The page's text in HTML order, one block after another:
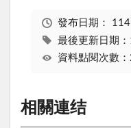
發布日期：
最後更新日期
資料點閱次數
相關連结